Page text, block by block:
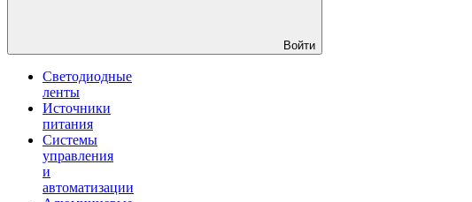
Войти
Светодиодные
ленты
Источники
питания
Системы
управления
и
автоматизации